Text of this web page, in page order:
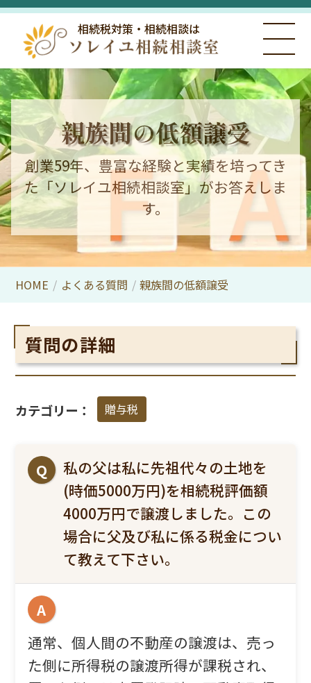
相続税対策・相続相談は
親族間の低額譲受
創業59年、豊富な経験と実績を培ってき
た「ソレイユ相続相談室」がお答えしま
す。
HOME / よくある質問 / 親族間の低額譲受
質問の詳細
カテゴリー： 贈与税
Q
私の父は私に先祖代々の土地を
(時価5000万円)を相続税評価額
4000万円で譲渡しました。この
場合に父及び私に係る税金につい
て教えて下さい。
A
通常、個人間の不動産の譲渡は、売っ
た側に所得税の譲渡所得が課税され、